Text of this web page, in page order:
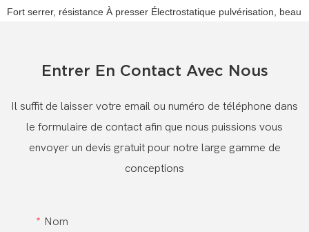
Fort serrer, résistance À presser Électrostatique pulvérisation, beau
Entrer En Contact Avec Nous
Il suffit de laisser votre email ou numéro de téléphone dans
le formulaire de contact afin que nous puissions vous
envoyer un devis gratuit pour notre large gamme de
conceptions
Nom